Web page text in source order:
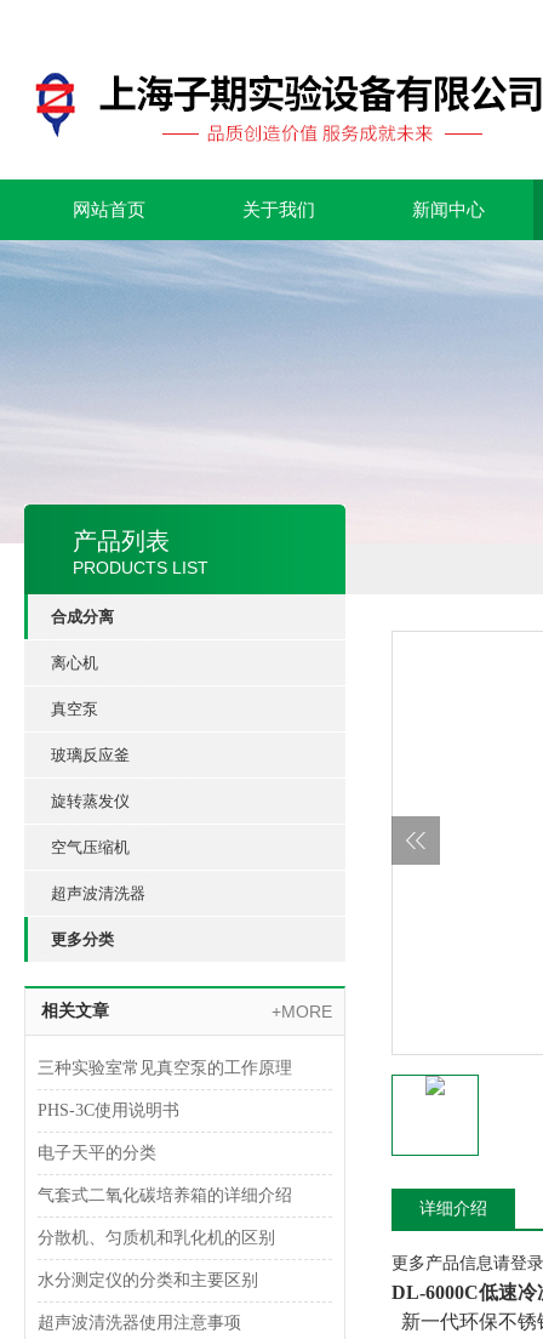
网站首页 关于我们 新闻中心
产品列表
PRODUCTS LIST
合成分离
离心机
真空泵
玻璃反应釜
旋转蒸发仪
空气压缩机
超声波清洗器
更多分类
相关文章 +MORE
三种实验室常见真空泵的工作原理
PHS-3C使用说明书
电子天平的分类
气套式二氧化碳培养箱的详细介绍
分散机、匀质机和乳化机的区别
水分测定仪的分类和主要区别
超声波清洗器使用注意事项
详细介绍
更多产品信息请登
DL-6000C低速
新一代环保不